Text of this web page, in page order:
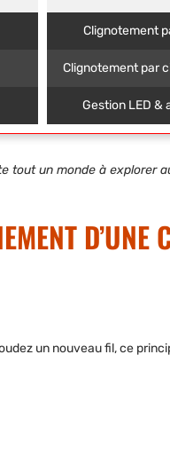
Clignotement
Clignotement par
Gestion LED &
tout un monde à explorer
D’UNE
un nouveau fil, ce